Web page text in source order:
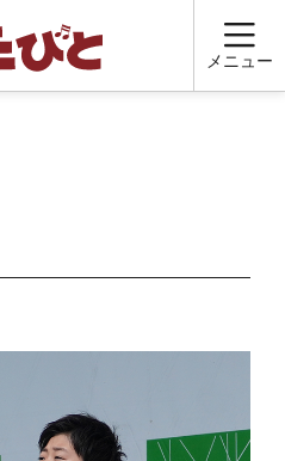
メニュー